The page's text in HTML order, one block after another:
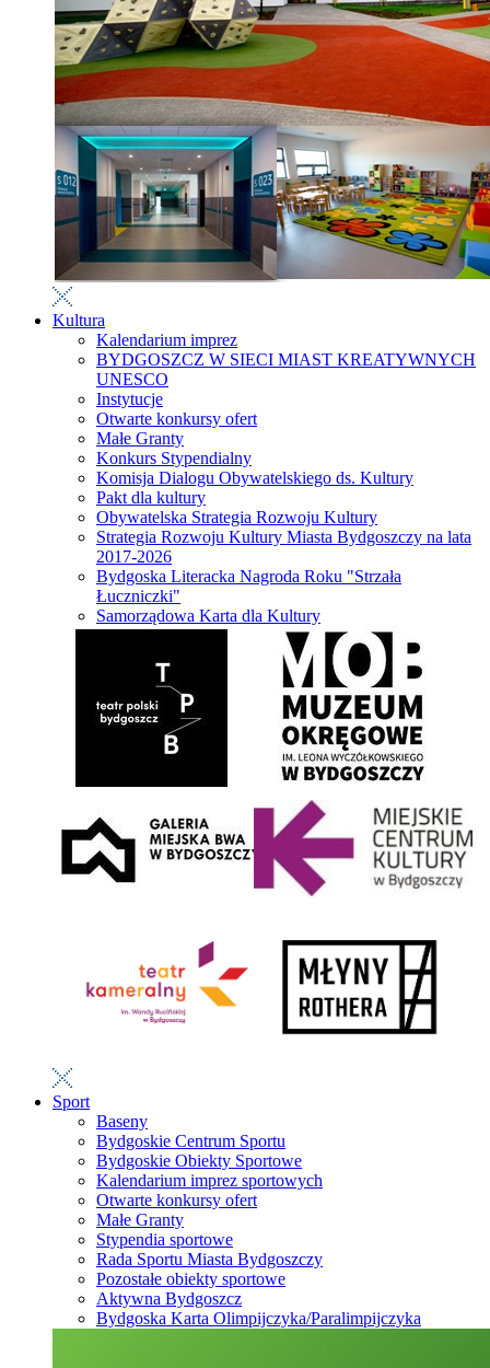
Kultura
Kalendarium imprez
BYDGOSZCZ W SIECI MIAST KREATYWNYCH
UNESCO
Instytucje
Otwarte konkursy ofert
Małe Granty
Konkurs Stypendialny
Komisja Dialogu Obywatelskiego ds. Kultury
Pakt dla kultury
Obywatelska Strategia Rozwoju Kultury
Strategia Rozwoju Kultury Miasta Bydgoszczy na lata
2017-2026
Bydgoska Literacka Nagroda Roku "Strzała
Łuczniczki"
Samorządowa Karta dla Kultury
Sport
Baseny
Bydgoskie Centrum Sportu
Bydgoskie Obiekty Sportowe
Kalendarium imprez sportowych
Otwarte konkursy ofert
Małe Granty
Stypendia sportowe
Rada Sportu Miasta Bydgoszczy
Pozostałe obiekty sportowe
Aktywna Bydgoszcz
Bydgoska Karta Olimpijczyka/Paralimpijczyka